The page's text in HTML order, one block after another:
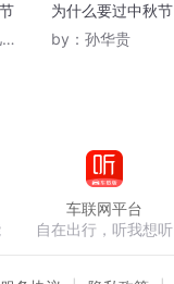
为什么要过中秋节
by： 孙华贵
车联网平台
自在出行，听我想听